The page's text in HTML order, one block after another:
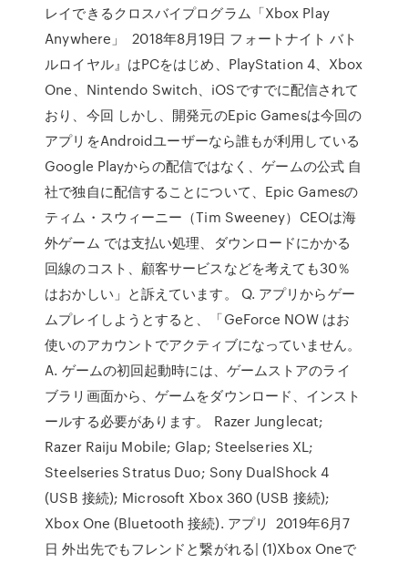
レイできるクロスバイプログラム「Xbox Play
Anywhere」 2018年8月19日 フォートナイト バト
ルロイヤル』はPCをはじめ、PlayStation 4、Xbox
One、Nintendo Switch、iOSですでに配信されて
おり、今回 しかし、開発元のEpic Gamesは今回の
アプリをAndroidユーザーなら誰もが利用している
Google Playからの配信ではなく、ゲームの公式 自
社で独自に配信することについて、Epic Gamesの
ティム・スウィーニー（Tim Sweeney）CEOは海
外ゲーム では支払い処理、ダウンロードにかかる
回線のコスト、顧客サービスなどを考えても30％
はおかしい」と訴えています。 Q. アプリからゲー
ムプレイしようとすると、「GeForce NOW はお
使いのアカウントでアクティブになっていません。
A. ゲームの初回起動時には、ゲームストアのライ
ブラリ画面から、ゲームをダウンロード、インスト
ールする必要があります。 Razer Junglecat;
Razer Raiju Mobile; Glap; Steelseries XL;
Steelseries Stratus Duo; Sony DualShock 4
(USB 接続); Microsoft Xbox 360 (USB 接続);
Xbox One (Bluetooth 接続). アプリ 2019年6月7
日 外出先でもフレンドと繋がれる| (1)Xbox Oneで